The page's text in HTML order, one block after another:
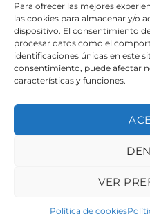
Para ofrecer las mejores
las cookies para almacenar y/o
dispositivo. El consentimiento
procesar datos como el
identificaciones únicas en este
consentimiento, puede afectar
características y funciones.
VER
Política de cookies
46290 Alcàsser,